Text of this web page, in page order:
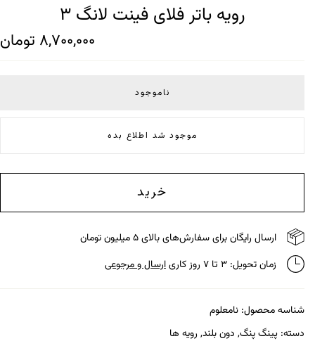
رویه باتر فلای فینت لانگ 3
8,700,000 تومان
ناموجود
موجود شد اطلاع بده
خرید
ارسال رایگان برای سفارش‌های بالای ۵ میلیون تومان
زمان تحویل: ۳ تا ۷ روز کاری
ارسال و مرجوعی
شناسه محصول: نامعلوم
دسته: پینگ پنگ, دون بلند, رویه ها